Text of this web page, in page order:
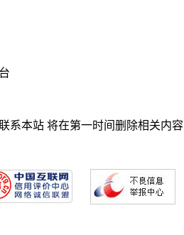
系本站 将在第一时间删除相关内容